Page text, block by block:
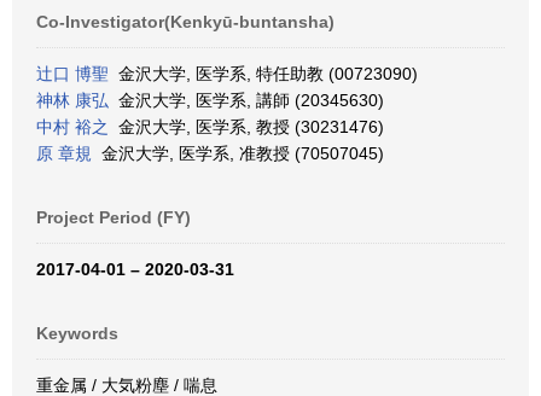
Co-Investigator(Kenkyū-buntansha)
辻口 博聖 金沢大学, 医学系, 特任助教 (00723090)
神林 康弘 金沢大学, 医学系, 講師 (20345630)
中村 裕之
金沢大学, 医学系, 教授 (30231476)
原 章規
金沢大学, 医学系, 准教授 (70507045)
Project Period (FY)
2017-04-01 – 2020-03-31
Keywords
重金属 / 大気粉塵 / 喘息